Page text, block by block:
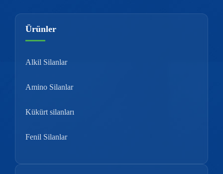
Ürünler
Alkil Silanlar
Amino Silanlar
Kükürt silanları
Fenil Silanlar